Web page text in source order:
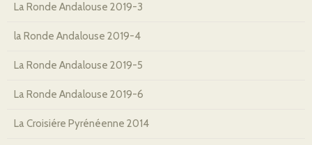
La Ronde Andalouse 2019-3
la Ronde Andalouse 2019-4
La Ronde Andalouse 2019-5
La Ronde Andalouse 2019-6
La Croisiére Pyrénéenne 2014